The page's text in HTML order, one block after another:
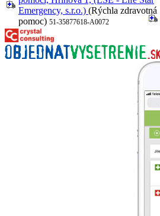
Emergency, s.r.o.) (Rýchla zdravotná
pomoc) 51-35877618-A0072